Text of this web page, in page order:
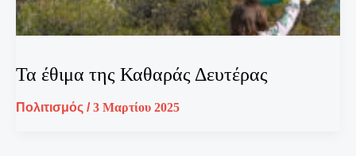
Τα έθιμα της Καθαράς Δευτέρας
Πολιτισμός /3 Μαρτίου 2025